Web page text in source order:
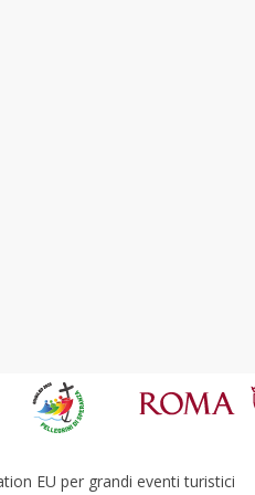
EU per grandi eventi turistici